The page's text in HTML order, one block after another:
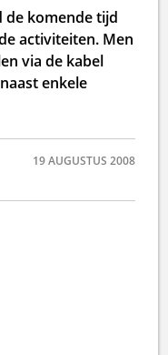
de komende tijd
activiteiten. Men
via de kabel
enkele
19 AUGUSTUS 2008